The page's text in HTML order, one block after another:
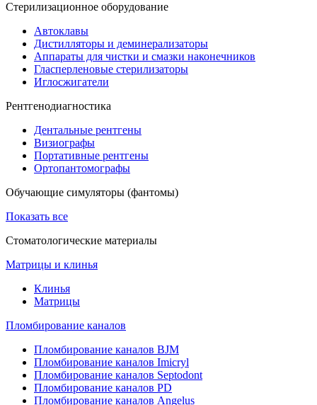
Стерилизационное оборудование
Автоклавы
Дистилляторы и деминерализаторы
Аппараты для чистки и смазки наконечников
Гласперленовые стерилизаторы
Иглосжигатели
Рентгенодиагностика
Дентальные рентгены
Визиографы
Портативные рентгены
Ортопантомографы
Обучающие симуляторы (фантомы)
Показать все
Стоматологические материалы
Матрицы и клинья
Клинья
Матрицы
Пломбирование каналов
Пломбирование каналов BJM
Пломбирование каналов Imicryl
Пломбирование каналов Septodont
Пломбирование каналов PD
Пломбирование каналов Angelus